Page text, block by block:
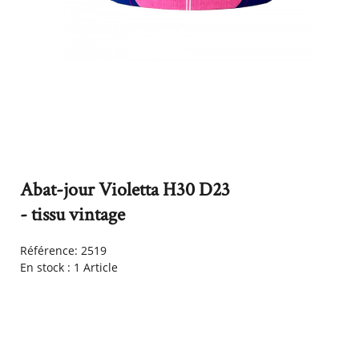
Abat-jour Violetta H30 D23
- tissu vintage
Référence: 2519
En stock : 1 Article